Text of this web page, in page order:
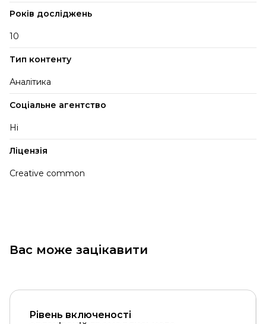
Років досліджень
10
Тип контенту
Аналітика
Соціальне агентство
Ні
Ліцензія
Creative common
Вас може зацікавити
Рівень включеності